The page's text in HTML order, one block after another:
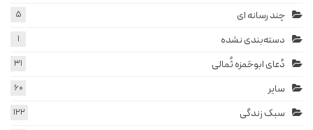
چند رسانه ای 5
دسته‌بندی نشده 1
دُعای ابوحَمزه ثُمالی 31
سایر 60
سبک زندگی 122